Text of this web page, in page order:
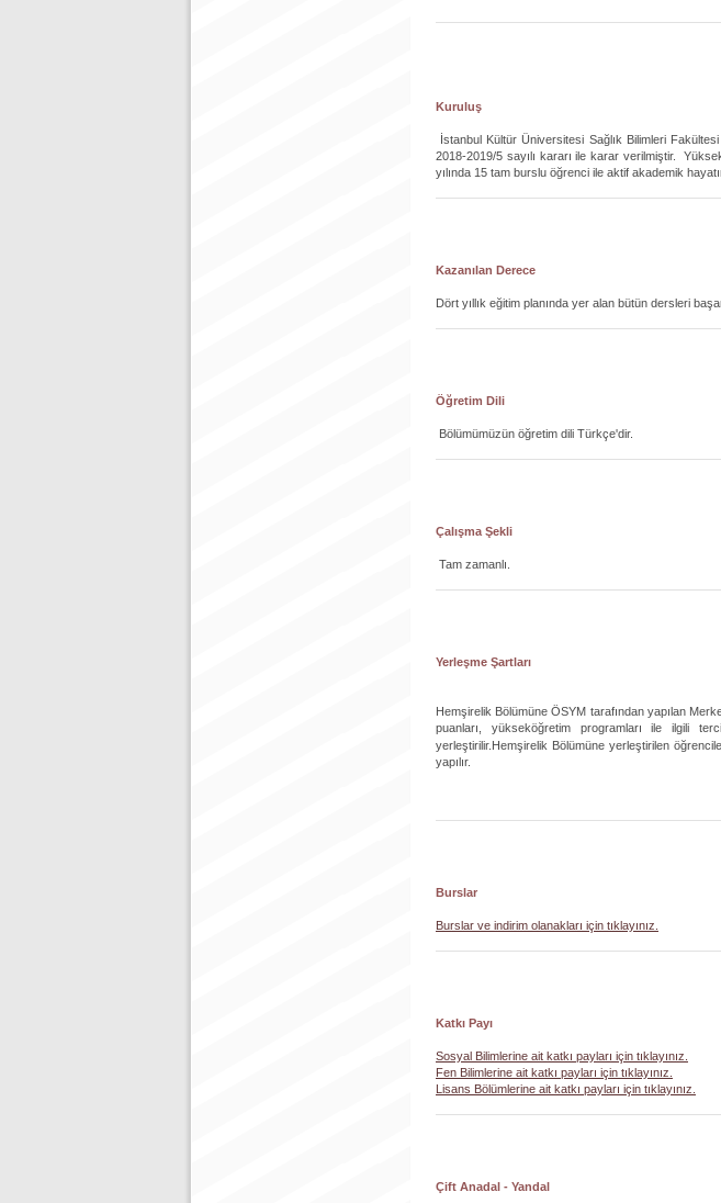
Kuruluş
İstanbul Kültür Üniversitesi Sağlık Bilimleri
2018-2019/5 sayılı kararı ile karar verilmiştir.
yılında 15 tam burslu öğrenci ile aktif akademik
Kazanılan Derece
Dört yıllık eğitim planında yer alan bütün dersleri
Öğretim Dili
Bölümümüzün öğretim dili Türkçe'dir.
Çalışma Şekli
Tam zamanlı.
Yerleşme Şartları
Hemşirelik Bölümüne ÖSYM tarafından yapılan
puanları, yükseköğretim programları ile ilgili
yerleştirilir.Hemşirelik Bölümüne yerleştirilen
yapılır.
Burslar
Burslar ve indirim olanakları için tıklayınız.
Katkı Payı
Sosyal Bilimlerine ait katkı payları için tıklayınız.
Fen Bilimlerine ait katkı payları için tıklayınız.
Lisans Bölümlerine ait katkı payları için tıklayınız.
Çift Anadal - Yandal